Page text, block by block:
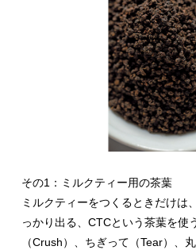
その1：ミルクティー用の茶葉
ミルクティーをつくるときだけは
っかり出る、CTCという茶葉を使
（Crush）、ちぎって（Tear）、